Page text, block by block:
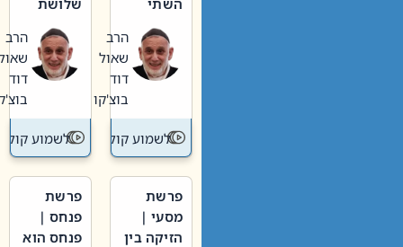
וערב של
חיינו
הרב
שאול
דוד
בוצ'קו
לשמוע קול תורה – מדרש
האבות
הרב
שאול
דוד
בוצ'קו
לשמוע קול
פרשת
מסעי |
הזיקה בין
פרשת
פנחס |
פנחס הוא